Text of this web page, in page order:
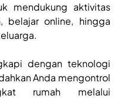
mendukung aktivitas
belajar online, hingga
dengan teknologi
Anda mengontrol
rumah melalui